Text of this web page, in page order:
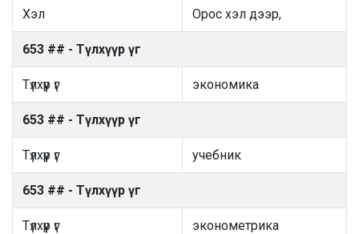
Хэл Орос хэл дээр,
653 ## - Түлхүүр үг
Түлхүүр үг экономика
653 ## - Түлхүүр үг
Түлхүүр үг учебник
653 ## - Түлхүүр үг
Түлхүүр үг эконометрика